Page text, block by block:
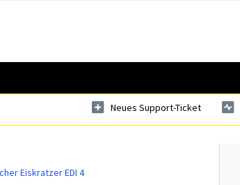
Neues Support-Ticket
Eiskratzer EDI 4